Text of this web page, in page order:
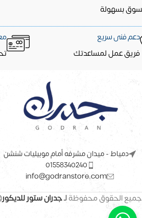
بسهولة
دعم فنى سريع
فريق عمل لمساعدتك
دمياط - ميدان مشرفه أمام موبيليات شنشن
01558340240
info@godranstore.com
جميع الحقوق محفوظةلـجدران ستور للديكور